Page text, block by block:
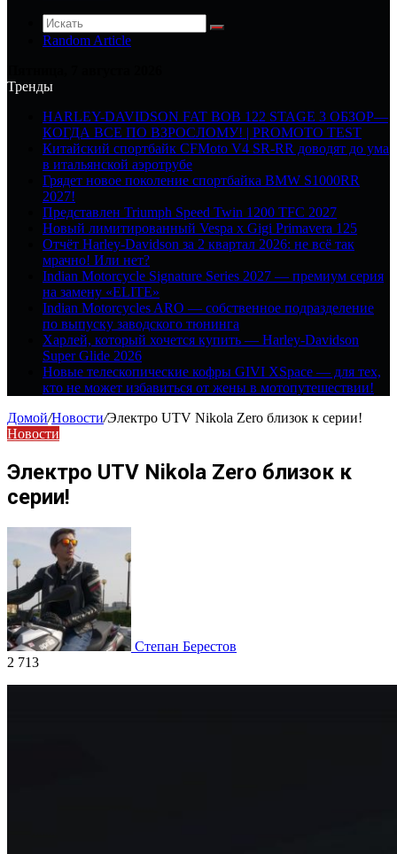
Random Article
Тренды
HARLEY-DAVIDSON FAT BOB 122 STAGE 3 ОБЗОР—
КОГДА ВСЕ ПО ВЗРОСЛОМУ! | PROMOTO TEST
Китайский спортбайк CFMoto V4 SR-RR доводят до ума
в итальянской аэротрубе
Грядет новое поколение спортбайка BMW S1000RR
2027!
Представлен Triumph Speed Twin 1200 TFC 2027
Новый лимитированный Vespa x Gigi Primavera 125
Отчёт Harley-Davidson за 2 квартал 2026: не всё так
мрачно! Или нет?
Indian Motorcycle Signature Series 2027 — премиум серия
на замену «ELITE»
Indian Motorcycles ARO — собственное подразделение
по выпуску заводского тюнинга
Харлей, который хочется купить — Harley-Davidson
Super Glide 2026
Новые телескопические кофры GIVI XSpace — для тех,
кто не может избавиться от жены в мотопутешествии!
Домой/Новости/Электро UTV Nikola Zero близок к серии!
Новости
Электро UTV Nikola Zero близок к
серии!
Степан Берестов
2 713